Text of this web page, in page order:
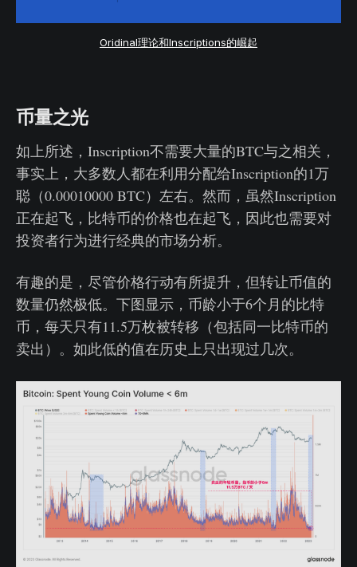
Oridinal理论和Inscriptions的崛起
币量之光
如上所述，Inscription不需要大量的BTC与之相关，
事实上，大多数人都在利用分配给Inscription的1万
聪（0.00010000 BTC）左右。然而，虽然Inscription
正在起飞，比特币的价格也在起飞，因此也需要对
投资者行为进行经典的市场分析。
有趣的是，尽管价格行动有所提升，但转让币值的
数量仍然极低。下图显示，币龄小于6个月的比特
币，每天只有11.5万枚被转移（包括同一比特币的
卖出）。如此低的值在历史上只出现过几次。